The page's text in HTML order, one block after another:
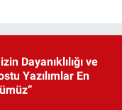
Dayanıklılığı ve
Yazılımlar En